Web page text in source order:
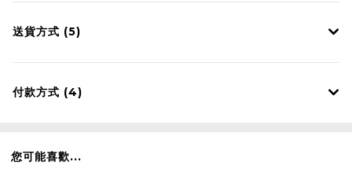
送貨方式 (5)
付款方式 (4)
您可能喜歡...